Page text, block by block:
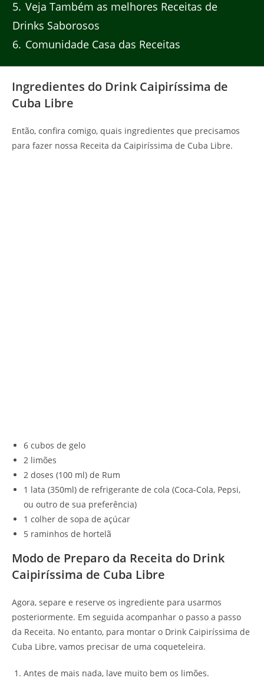
5 Veja Também as melhores Receitas de
Drinks Saborosos
6 Comunidade Casa das Receitas
Ingredientes do Drink Caipiríssima de
Cuba Libre
Então, confira comigo, quais ingredientes que precisamos
para fazer nossa Receita da Caipiríssima de Cuba Libre.
6 cubos de gelo
2 limões
2 doses (100 ml) de Rum
1 lata (350ml) de refrigerante de cola (Coca-Cola, Pepsi,
ou outro de sua preferência)
1 colher de sopa de açúcar
5 raminhos de hortelã
Modo de Preparo da Receita do Drink
Caipiríssima de Cuba Libre
Agora, separe e reserve os ingrediente para usarmos
posteriormente. Em seguida acompanhar o passo a passo
da Receita. No entanto, para montar o Drink Caipiríssima de
Cuba Libre, vamos precisar de uma coqueteleira.
Antes de mais nada, lave muito bem os limões.